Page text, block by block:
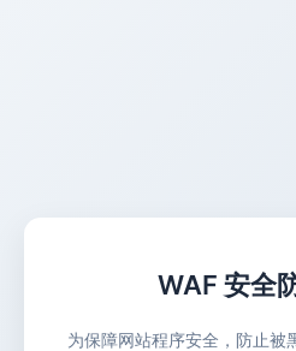
WAF 安全
为保障网站程序安全，防止被